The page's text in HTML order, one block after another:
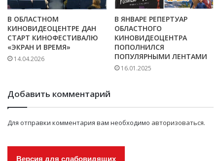
В ОБЛАСТНОМ
КИНОВИДЕОЦЕНТРЕ ДАН
СТАРТ КИНОФЕСТИВАЛЮ
«ЭКРАН И ВРЕМЯ»
14.04.2026
В ЯНВАРЕ РЕПЕРТУАР
ОБЛАСТНОГО
КИНОВИДЕОЦЕНТРА
ПОПОЛНИЛСЯ
ПОПУЛЯРНЫМИ ЛЕНТАМИ
16.01.2025
Добавить комментарий
Для отправки комментария вам необходимо авторизоваться.
Версия для слабовидящих